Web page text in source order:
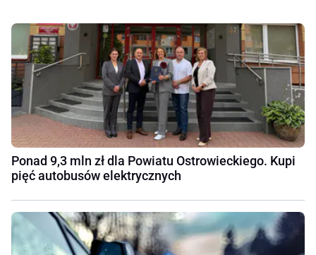
Ponad 9,3 mln zł dla Powiatu Ostrowieckiego. Kupi
pięć autobusów elektrycznych